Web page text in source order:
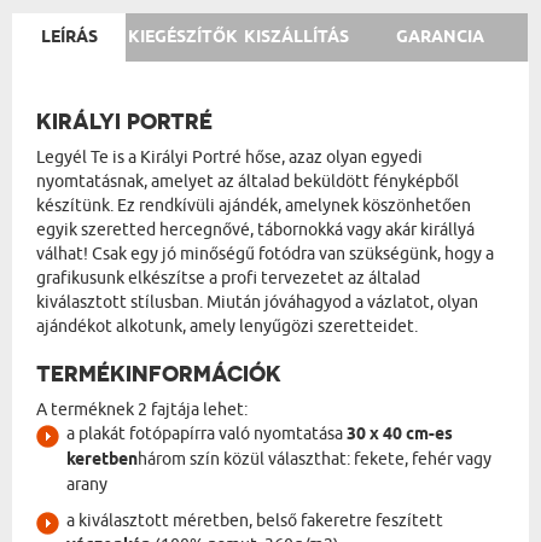
LEÍRÁS KIEGÉSZÍTŐK KISZÁLLÍTÁS GARANCIA
KIRÁLYI PORTRÉ
Legyél Te is a Királyi Portré hőse, azaz olyan egyedi
nyomtatásnak, amelyet az általad beküldött fényképből
készítünk. Ez rendkívüli ajándék, amelynek köszönhetően
egyik szeretted hercegnővé, tábornokká vagy akár királlyá
válhat! Csak egy jó minőségű fotódra van szükségünk, hogy a
grafikusunk elkészítse a profi tervezetet az általad
kiválasztott stílusban. Miután jóváhagyod a vázlatot, olyan
ajándékot alkotunk, amely lenyűgözi szeretteidet.
TERMÉKINFORMÁCIÓK
A terméknek 2 fajtája lehet:
a plakát fotópapírra való nyomtatása30 x 40 cm-es
keretbenhárom szín közül választhat: fekete, fehér vagy
arany
a kiválasztott méretben, belső fakeretre feszített